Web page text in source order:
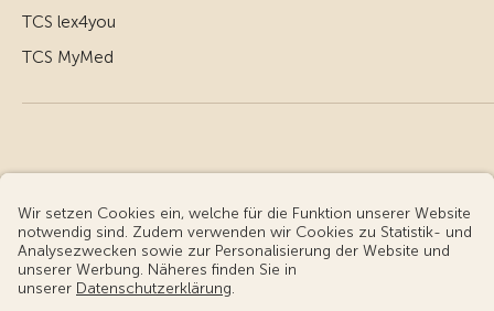
TCS lex4you
TCS MyMed
© Touring Club Schweiz